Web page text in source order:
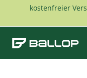
Zum Hauptinhalt
kostenfreier